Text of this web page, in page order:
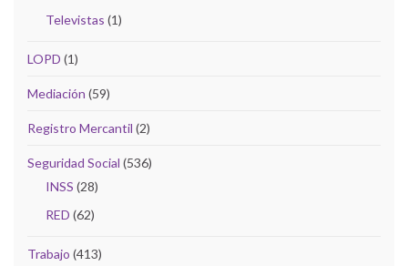
Televistas (1)
LOPD (1)
Mediación (59)
Registro Mercantil (2)
Seguridad Social (536)
INSS (28)
RED (62)
Trabajo (413)